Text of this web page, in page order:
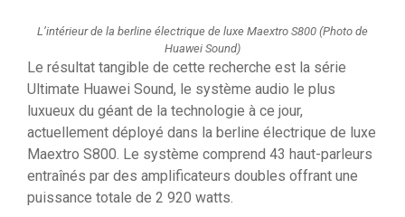
L’intérieur de la berline électrique de luxe Maextro S800 (Photo de
Huawei Sound)
Le résultat tangible de cette recherche est la série
Ultimate Huawei Sound, le système audio le plus
luxueux du géant de la technologie à ce jour,
actuellement déployé dans la berline électrique de luxe
Maextro S800. Le système comprend 43 haut-parleurs
entraînés par des amplificateurs doubles offrant une
puissance totale de 2 920 watts.